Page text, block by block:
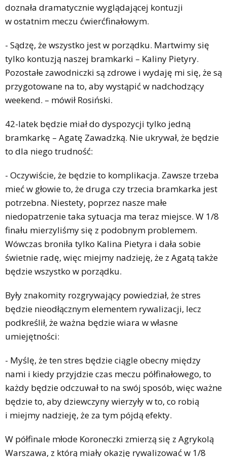
doznała dramatycznie wyglądającej kontuzji
w ostatnim meczu ćwierćfinałowym.
- Sądzę, że wszystko jest w porządku. Martwimy się
tylko kontuzją naszej bramkarki – Kaliny Pietyry.
Pozostałe zawodniczki są zdrowe i wydaję mi się, że są
przygotowane na to, aby wystąpić w nadchodzący
weekend. – mówił Rosiński.
42-latek będzie miał do dyspozycji tylko jedną
bramkarkę – Agatę Zawadzką. Nie ukrywał, że będzie
to dla niego trudność:
- Oczywiście, że będzie to komplikacja. Zawsze trzeba
mieć w głowie to, że druga czy trzecia bramkarka jest
potrzebna. Niestety, poprzez nasze małe
niedopatrzenie taka sytuacja ma teraz miejsce. W 1/8
finału mierzyliśmy się z podobnym problemem.
Wówczas broniła tylko Kalina Pietyra i dała sobie
świetnie radę, więc miejmy nadzieję, że z Agatą także
będzie wszystko w porządku.
Były znakomity rozgrywający powiedział, że stres
będzie nieodłącznym elementem rywalizacji, lecz
podkreślił, że ważna będzie wiara w własne
umiejętności:
- Myślę, że ten stres będzie ciągle obecny między
nami i kiedy przyjdzie czas meczu półfinałowego, to
każdy będzie odczuwał to na swój sposób, więc ważne
będzie to, aby dziewczyny wierzyły w to, co robią
i miejmy nadzieję, że za tym pójdą efekty.
W półfinale młode Koroneczki zmierzą się z Agrykolą
Warszawa, z którą miały okazję rywalizować w 1/8